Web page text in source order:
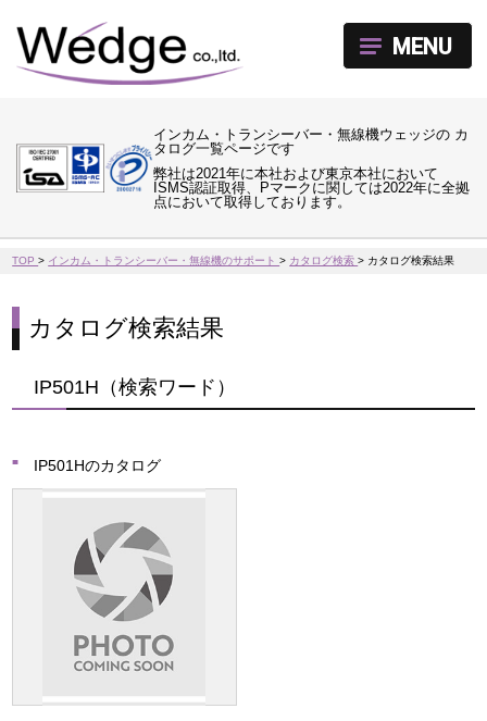
インカム・トランシーバー・無線機ウェッジの カ
タログ一覧ページです
弊社は2021年に本社および東京本社において
ISMS認証取得、Pマークに関しては2022年に全拠
点において取得しております。
MENU
TOP> インカム・トランシーバー・無線機のサポート> カタログ検索> カタログ検索結果
カタログ検索結果
IP501H（検索ワード）
IP501Hのカタログ